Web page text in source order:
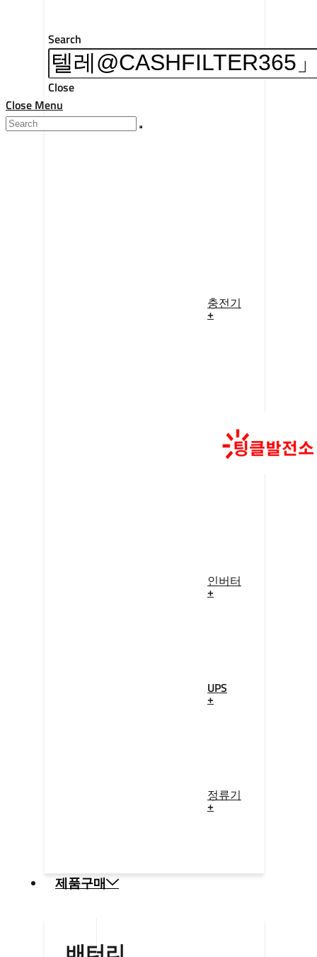
충전기
+
인버터
+
UPS
+
정류기
+
제품구매
Search
Close
Close Menu